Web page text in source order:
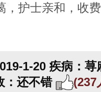
，护士亲和，收
1-20 疾病：荨
：还不错 (237